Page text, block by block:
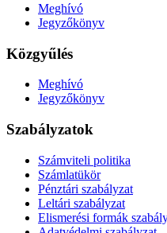
Meghívó
Jegyzőkönyv
Közgyűlés
Meghívó
Jegyzőkönyv
Szabályzatok
Számviteli politika
Számlatükör
Pénztári szabályzat
Leltári szabályzat
Elismerési formák